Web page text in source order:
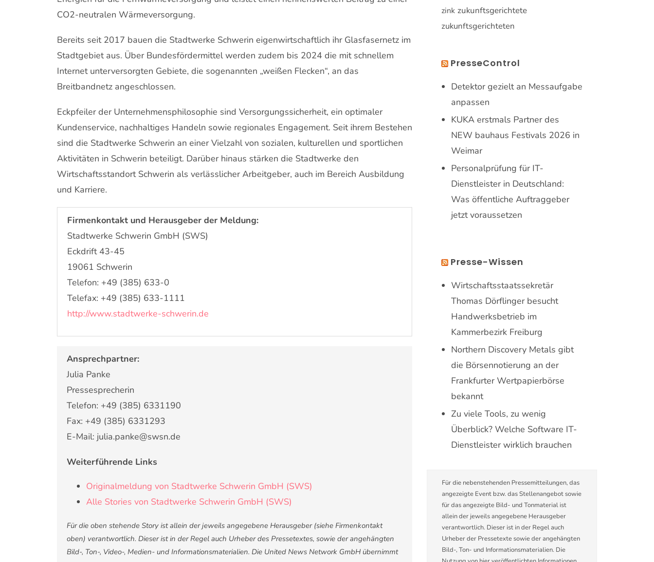
CO2-neutralen Wärmeversorgung.
Bereits seit 2017 bauen die Stadtwerke Schwerin eigenwirtschaftlich ihr Glasfasernetz im
Stadtgebiet aus. Über Bundesfördermittel werden zudem bis 2024 die mit schnellem
Internet unterversorgten Gebiete, die sogenannten „weißen Flecken“, an das
Breitbandnetz angeschlossen.
Eckpfeiler der Unternehmensphilosophie sind Versorgungssicherheit, ein optimaler
Kundenservice, nachhaltiges Handeln sowie regionales Engagement. Seit ihrem Bestehen
sind die Stadtwerke Schwerin an einer Vielzahl von sozialen, kulturellen und sportlichen
Aktivitäten in Schwerin beteiligt. Darüber hinaus stärken die Stadtwerke den
Wirtschaftsstandort Schwerin als verlässlicher Arbeitgeber, auch im Bereich Ausbildung
und Karriere.
Firmenkontakt und Herausgeber der Meldung:
Stadtwerke Schwerin GmbH (SWS)
Eckdrift 43-45
19061 Schwerin
Telefon: +49 (385) 633-0
Telefax: +49 (385) 633-1111
http://www.stadtwerke-schwerin.de
Ansprechpartner:
Julia Panke
Pressesprecherin
Telefon: +49 (385) 6331190
Fax: +49 (385) 6331293
E-Mail: julia.panke@swsn.de
Weiterführende Links
Originalmeldung von Stadtwerke Schwerin GmbH (SWS)
Alle Stories von Stadtwerke Schwerin GmbH (SWS)
Für die oben stehende Story ist allein der jeweils angegebene Herausgeber (siehe Firmenkontakt
oben) verantwortlich. Dieser ist in der Regel auch Urheber des Pressetextes, sowie der angehängten
Bild-, Ton-, Video-, Medien- und Informationsmaterialien. Die United News Network GmbH übernimmt
zink zukunftsgerichtete
zukunftsgerichteten
PresseControl
Detektor gezielt an Messaufgabe
anpassen
KUKA erstmals Partner des
NEW bauhaus Festivals 2026 in
Weimar
Personalprüfung für IT-
Dienstleister in Deutschland:
Was öffentliche Auftraggeber
jetzt voraussetzen
Presse-Wissen
Wirtschaftsstaatssekretär
Thomas Dörflinger besucht
Handwerksbetrieb im
Kammerbezirk Freiburg
Northern Discovery Metals gibt
die Börsennotierung an der
Frankfurter Wertpapierbörse
bekannt
Zu viele Tools, zu wenig
Überblick? Welche Software IT-
Dienstleister wirklich brauchen
Für die nebenstehenden Pressemitteilungen, das
angezeigte Event bzw. das Stellenangebot sowie
für das angezeigte Bild- und Tonmaterial ist
allein der jeweils angegebene Herausgeber
verantwortlich. Dieser ist in der Regel auch
Urheber der Pressetexte sowie der angehängten
Bild-, Ton- und Informationsmaterialien. Die